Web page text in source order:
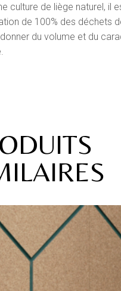
culture de liège naturel, il
de 100% des déchets
du volume et du